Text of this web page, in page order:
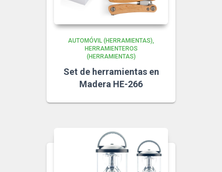
AUTOMÓVIL (HERRAMIENTAS)
HERRAMIENTEROS
(HERRAMIENTAS)
Set de herramientas en
Madera HE-266